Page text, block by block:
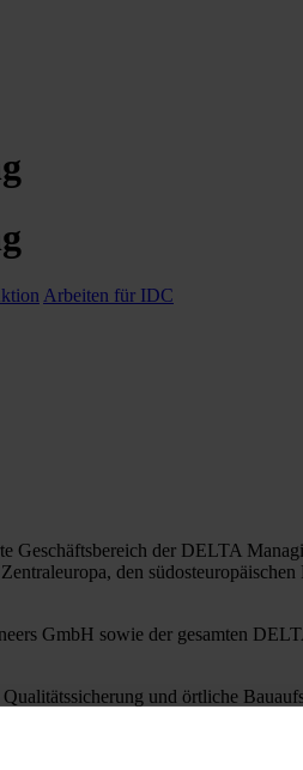
Arbeiten für IDC
Geschäftsbereich der DELTA
den
GmbH sowie der gesamten
und örtliche
Compliance, Transparenz und
sind: bei Schulen,